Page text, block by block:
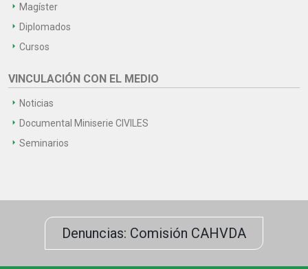
Magíster
Diplomados
Cursos
VINCULACIÓN CON EL MEDIO
Noticias
Documental Miniserie CIVILES
Seminarios
Denuncias: Comisión CAHVDA